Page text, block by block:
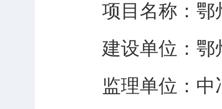
项目名称： 鄂
建设单位： 鄂
监理单位： 中